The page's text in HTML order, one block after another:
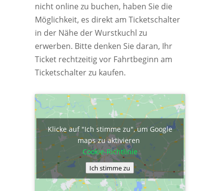
nicht online zu buchen, haben Sie die
Möglichkeit, es direkt am Ticketschalter
in der Nähe der Wurstkuchl zu
erwerben. Bitte denken Sie daran, Ihr
Ticket rechtzeitig vor Fahrtbeginn am
Ticketschalter zu kaufen.
Klicke auf "Ich stimme zu", um Google
maps zu aktivieren
Cookie-Richtlinie
Ich stimme zu